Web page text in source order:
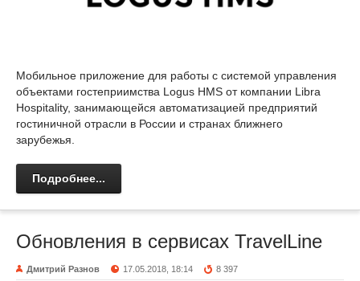
Мобильное приложение для работы с системой управления
объектами гостеприимства Logus HMS от компании Libra
Hospitality, занимающейся автоматизацией предприятий
гостиничной отрасли в России и странах ближнего
зарубежья.
Подробнее...
Обновления в сервисах TravelLine
Дмитрий Разнов 17.05.2018, 18:14 8 397